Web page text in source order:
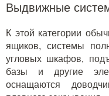
Выдвижные
К этой категории
ящиков, системы
угловых шкафов,
базы и другие
оснащаются